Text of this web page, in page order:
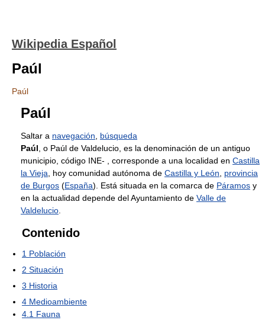
Wikipedia Español
Paúl
Paúl
Paúl
Saltar a navegación
búsqueda
Paúl , o Paúl de Valdelucio, es la denominación de un antiguo
municipio, código INE- , corresponde a una localidad en Castilla
la Vieja , hoy comunidad autónoma de Castilla y León
provincia
de Burgos (España). Está situada en la comarca de Páramos y
en la actualidad depende del Ayuntamiento de Valle de
Valdelucio
Contenido
1 Población
2 Situación
3 Historia
4 Medioambiente
4.1 Fauna